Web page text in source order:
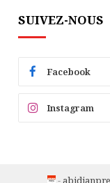
SUIVEZ-NOUS
Facebook
Instagram
-